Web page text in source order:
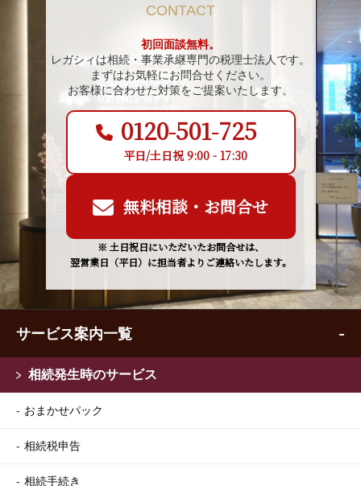
CONTACT
初回面談無料。
レガシィは相続・事業承継専門の税理士法人です。
まずはお気軽にお問合せください。
お客様に合わせた対策をご提案いたします。
0120-501-725
平日/土日祝 9:00 - 17:30
無料相談・お問合せ
※ 土日祝日にいただいたお問合せは、
翌営業日（平日）に担当者よりご連絡いたします。
サービス案内一覧
相続発生時のサービス
おまかせパック
相続税申告
相続手続き